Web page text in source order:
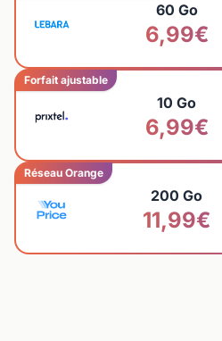
60 Go
6,99€
Forfait ajustable
10 Go
6,99€
Réseau Orange
200 Go
11,99€